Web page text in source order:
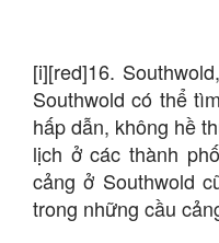
[i][red]16.
Southwold có thể
hấp dẫn, không hề
lịch ở các thành
cảng ở Southwold
trong những cầu